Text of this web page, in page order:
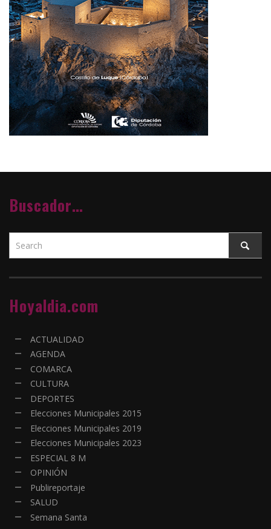
Buscador…
Hoyaldia.com
ACTUALIDAD
AGENDA
COMARCA
CULTURA
DEPORTES
Elecciones Municipales 2015
Elecciones Municipales 2019
Elecciones Municipales 2023
ESPECIAL 8 M
OPINIÓN
Publireportaje
SALUD
Semana Santa